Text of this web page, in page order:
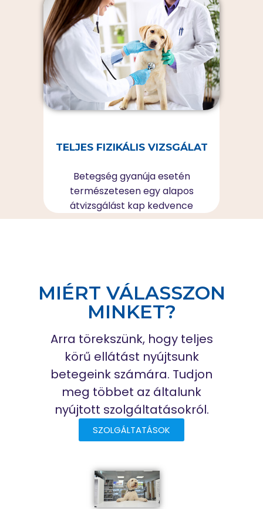
TELJES FIZIKÁLIS VIZSGÁLAT
Betegség gyanúja esetén
természetesen egy alapos
átvizsgálást kap kedvence
MIÉRT VÁLASSZON
MINKET?
Arra törekszünk, hogy teljes
körű ellátást nyújtsunk
betegeink számára. Tudjon
meg többet az általunk
nyújtott szolgáltatásokról.
SZOLGÁLTATÁSOK